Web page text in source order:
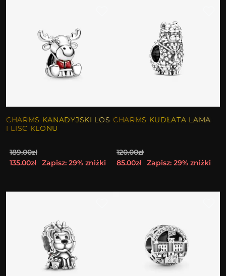
CHARMS KANADYJSKI LOS
I LISC KLONU
189.00zł
135.00zł
Zapisz: 29% zniżki
CHARMS KUDŁATA LAMA
120.00zł
85.00zł
Zapisz: 29% zniżki